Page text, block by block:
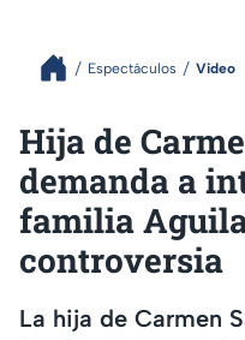
Espectáculos Video
Hija de
demanda a
familia
controversia
La hija de Carmen